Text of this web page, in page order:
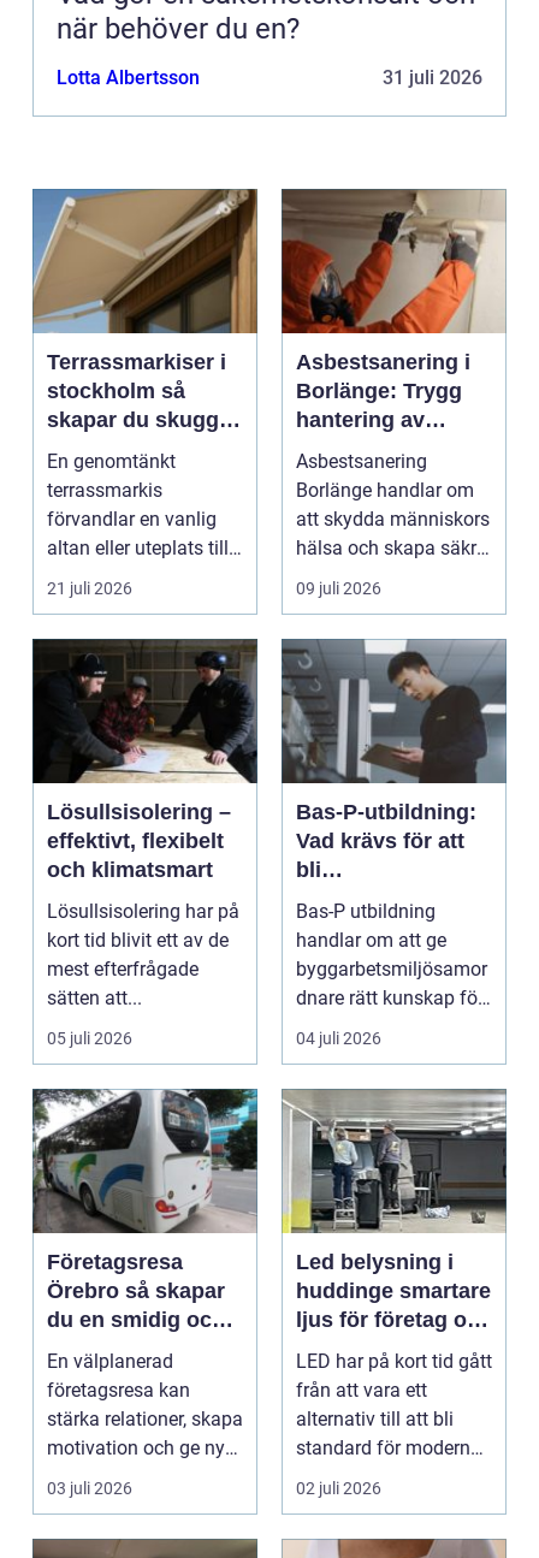
när behöver du en?
Lotta Albertsson 31 juli 2026
Terrassmarkiser i
stockholm så
skapar du skugga,
stil och komfort på
uteplatsen
En genomtänkt
terrassmarkis
förvandlar en vanlig
altan eller uteplats till
ett extra rum under
somma...
21 juli 2026
Asbestsanering i
Borlänge: Trygg
hantering av
farliga fibrer
Asbestsanering
Borlänge handlar om
att skydda människors
hälsa och skapa säkra
m...
09 juli 2026
Lösullsisolering –
effektivt, flexibelt
och klimatsmart
Lösullsisolering har på
kort tid blivit ett av de
mest efterfrågade
sätten att...
05 juli 2026
Bas-P-utbildning:
Vad krävs för att
bli
byggarbetsmiljösa
mordnare?
Bas-P utbildning
handlar om att ge
byggarbetsmiljösamor
dnare rätt kunskap för
att pla...
04 juli 2026
Företagsresa
Örebro så skapar
du en smidig och
minnesvärd resa
för hela teamet
En välplanerad
företagsresa kan
stärka relationer, skapa
motivation och ge ny
energi till både chefe...
03 juli 2026
Led belysning i
huddinge smartare
ljus för företag och
fastigheter
LED har på kort tid gått
från att vara ett
alternativ till att bli
standard för modern
belysning. Fö...
02 juli 2026